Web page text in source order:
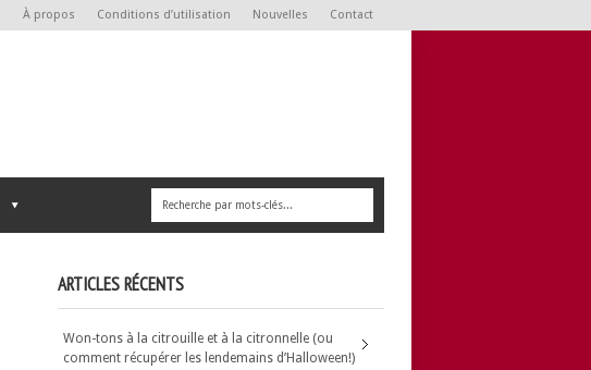
À propos Conditions d’utilisation Nouvelles Contact
ARTICLES RÉCENTS
Won-tons à la citrouille et à la citronnelle (ou
comment récupérer les lendemains d’Halloween!)